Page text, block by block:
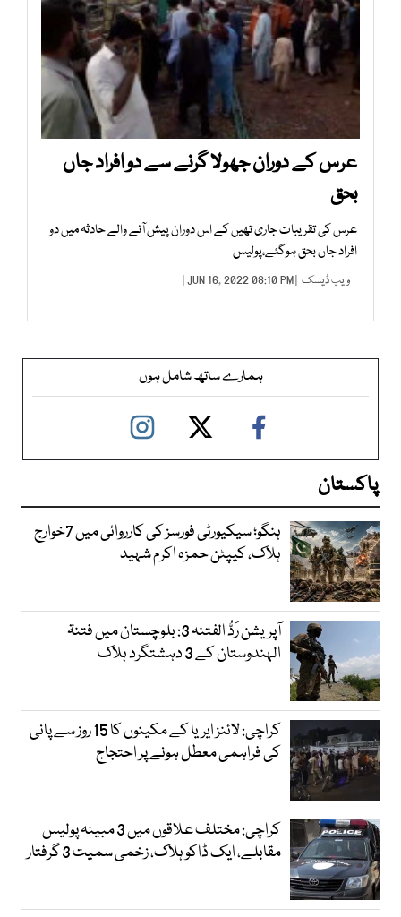
عرس کے دوران جھولا گرنے سے دو افراد جاں
بحق
عرس کی تقریبات جاری تھیں کے اس دوران پیش آنے والے حادثہ میں دو
افراد جاں بحق ہوگئے،پولیس
ویب ڈیسک | JUN 16, 2022 08:10 PM |
ہمارے ساتھ شامل ہوں
پاکستان
ہنگو؛ سیکیورٹی فورسز کی کارروائی میں 7خوارج
ہلاک، کیپٹن حمزہ اکرم شہید
آپریشن رَدُّ الفتنہ 3: بلوچستان میں فتنۃ
الہندوستان کے 3 دہشتگرد ہلاک
کراچی: لائنز ایریا کے مکینوں کا 15 روز سے پانی
کی فراہمی معطل ہونے پر احتجاج
کراچی: مختلف علاقوں میں 3 مبینہ پولیس
مقابلے، ایک ڈاکو ہلاک، زخمی سمیت 3 گرفتار